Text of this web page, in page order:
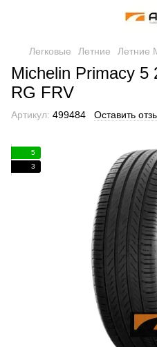
Легковые Летние Летние
Michelin Primacy 5
RG FRV
Артикул: 499484 Оставить
5
3